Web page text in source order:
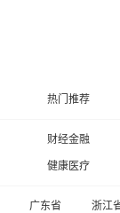
热门推荐
财经金融
健康医疗
广东省 浙江